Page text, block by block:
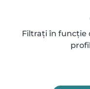
Filtrați în funcție